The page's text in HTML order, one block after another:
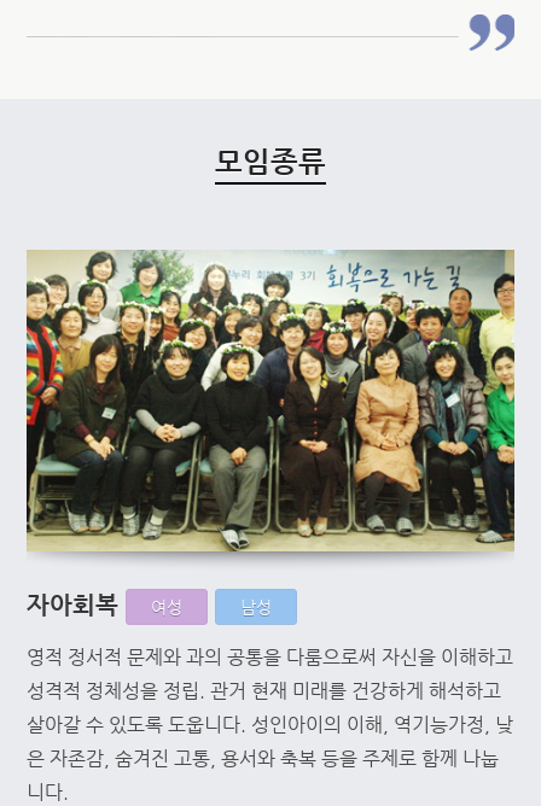
모임종류
자아회복 여성 남성
영적 정서적 문제와 과의 공통을 다룸으로써 자신을 이해하고
성격적 정체성을 정립. 관거 현재 미래를 건강하게 해석하고
살아갈 수 있도록 도웁니다. 성인아이의 이해, 역기능가정, 낮
은 자존감, 숨겨진 고통, 용서와 축복 등을 주제로 함께 나눕
니다.